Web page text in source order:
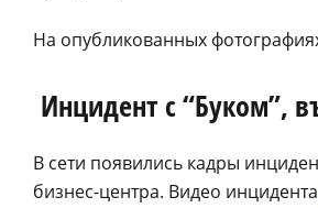
На опубликованных
Инцидент с “Буком”,
В сети появились кадры
бизнес-центра. Видео инцидента